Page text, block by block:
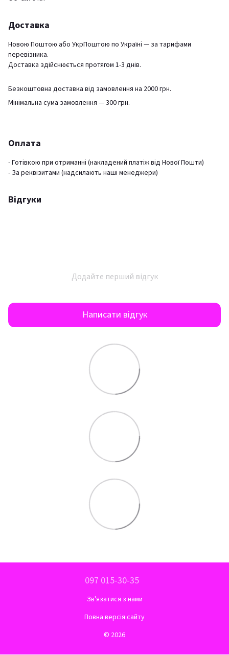
Доставка
Новою Поштою або УкрПоштою по Україні — за тарифами
перевізника.
Доставка здійснюється протягом 1-3 днів.
Безкоштовна доставка від замовлення на 2000 грн.
Мінімальна сума замовлення — 300 грн.
Оплата
- Готівкою при отриманні (накладений платіж від Нової Пошти)
- За реквізитами (надсилають наші менеджери)
Відгуки
Додайте перший відгук
Написати відгук
097 015-30-35
Зв'язатися з нами
Повна версія сайту
© 2026